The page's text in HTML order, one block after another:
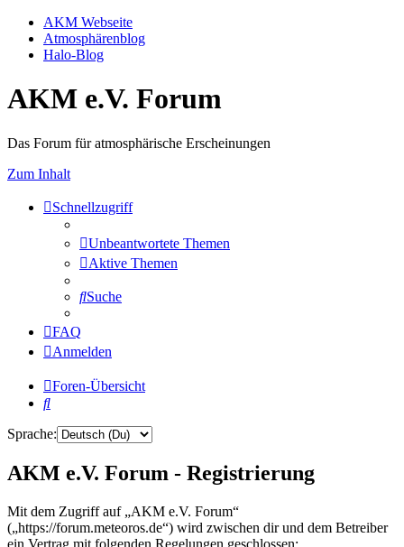
AKM Webseite
Atmosphärenblog
Halo-Blog
AKM e.V. Forum
Das Forum für atmosphärische Erscheinungen
Zum Inhalt
Schnellzugriff
Unbeantwortete Themen
Aktive Themen
Suche
FAQ
Anmelden
Foren-Übersicht
Suche
Sprache:
AKM e.V. Forum - Registrierung
Mit dem Zugriff auf „AKM e.V. Forum“
(„https://forum.meteoros.de“) wird zwischen dir und dem Betreiber
ein Vertrag mit folgenden Regelungen geschlossen: